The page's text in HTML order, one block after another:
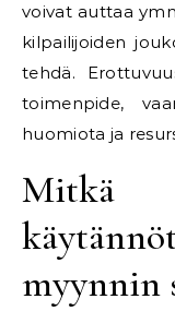
voivat auttaa
kilpailijoiden
tehdä.
toimenpide,
huomiota ja
Mitkä
myynnin